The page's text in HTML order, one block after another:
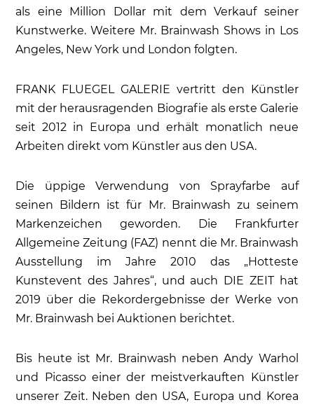
als eine Million Dollar mit dem Verkauf seiner
Kunstwerke. Weitere Mr. Brainwash Shows in Los
Angeles, New York und London folgten.
FRANK FLUEGEL GALERIE vertritt den Künstler
mit der herausragenden Biografie als erste Galerie
seit 2012 in Europa und erhält monatlich neue
Arbeiten direkt vom Künstler aus den USA.
Die üppige Verwendung von Sprayfarbe auf
seinen Bildern ist für Mr. Brainwash zu seinem
Markenzeichen geworden. Die Frankfurter
Allgemeine Zeitung (FAZ) nennt die Mr. Brainwash
Ausstellung im Jahre 2010 das „Hotteste
Kunstevent des Jahres“, und auch DIE ZEIT hat
2019 über die Rekordergebnisse der Werke von
Mr. Brainwash bei Auktionen berichtet.
Bis heute ist Mr. Brainwash neben Andy Warhol
und Picasso einer der meistverkauften Künstler
unserer Zeit. Neben den USA, Europa und Korea